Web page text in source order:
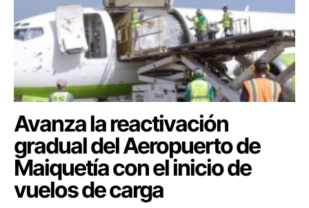
Avanza la reactivación
gradual del Aeropuerto de
Maiquetía con el inicio de
vuelos de carga